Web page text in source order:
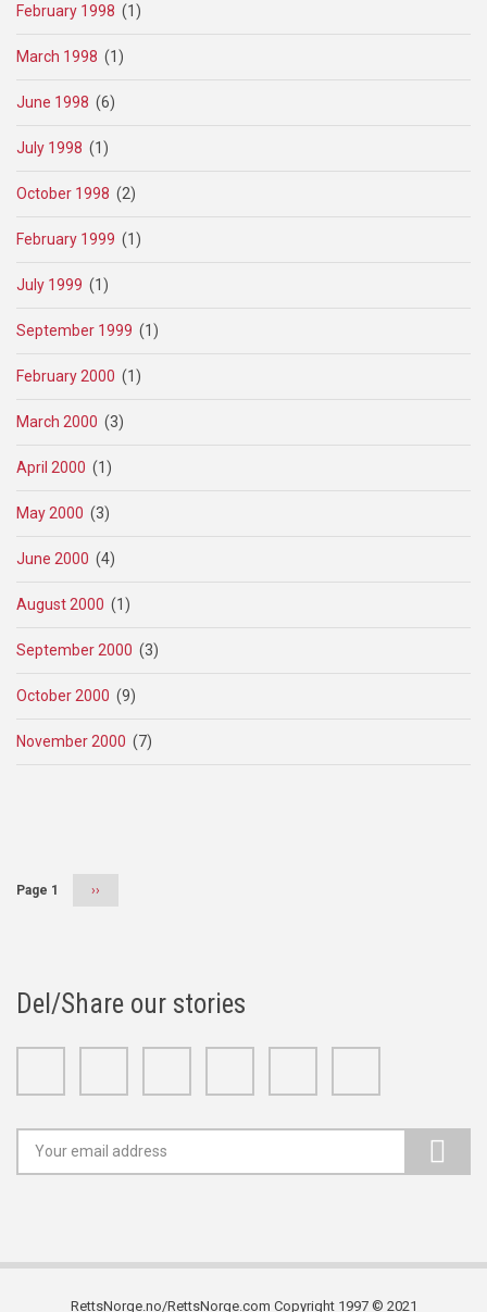
February 1998 (1)
March 1998 (1)
June 1998 (6)
July 1998 (1)
October 1998 (2)
February 1999 (1)
July 1999 (1)
September 1999 (1)
February 2000 (1)
March 2000 (3)
April 2000 (1)
May 2000 (3)
June 2000 (4)
August 2000 (1)
September 2000 (3)
October 2000 (9)
November 2000 (7)
Page 1
Next
››
Del/Share our stories
RettsNorge.no/RettsNorge.com Copyright 1997 © 2021